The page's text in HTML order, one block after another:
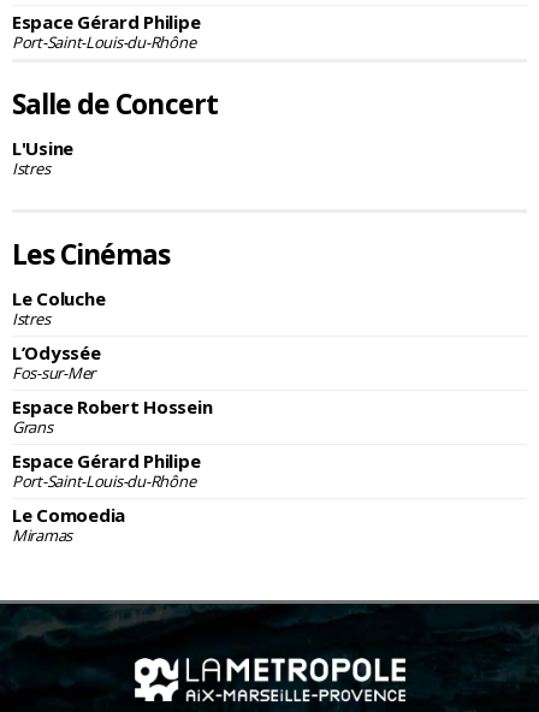
Espace Gérard Philipe
Port-Saint-Louis-du-Rhône
Salle de Concert
L'Usine
Istres
Les Cinémas
Le Coluche
Istres
L’Odyssée
Fos-sur-Mer
Espace Robert Hossein
Grans
Espace Gérard Philipe
Port-Saint-Louis-du-Rhône
Le Comoedia
Miramas